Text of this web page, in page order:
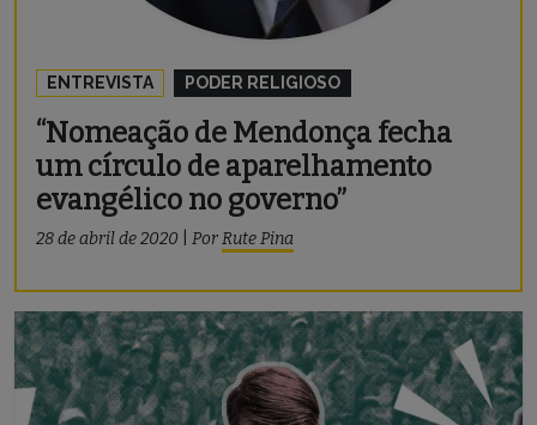
ENTREVISTA PODER RELIGIOSO
“Nomeação de Mendonça fecha
um círculo de aparelhamento
evangélico no governo”
28 de abril de 2020 PorRute Pina